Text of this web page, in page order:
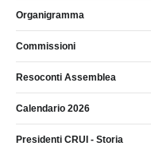
Organigramma
Commissioni
Resoconti Assemblea
Calendario 2026
Presidenti CRUI - Storia